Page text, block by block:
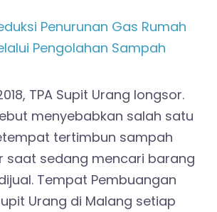
TPA Supit Urang longsor.
menyebabkan salah satu
tertimbun sampah
saat sedang mencari barang
Tempat Pembuangan
Urang di Malang setiap